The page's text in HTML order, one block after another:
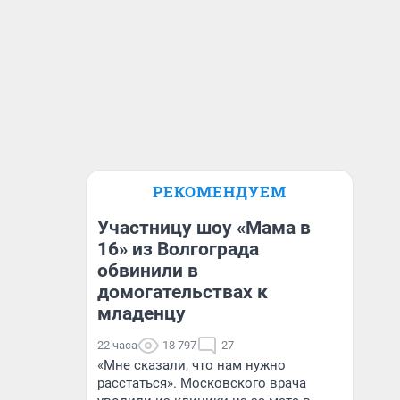
РЕКОМЕНДУЕМ
Участницу шоу «Мама в
16» из Волгограда
обвинили в
домогательствах к
младенцу
22 часа 18 797 27
«Мне сказали, что нам нужно
расстаться». Московского врача